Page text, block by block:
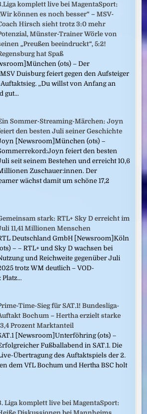
komplett live bei MagentaSport:
können es noch besser“ – MSV-
Hirsch sieht trotz 3:0 mehr
Münster-Trainer Wörle von
„Preußen beeindruckt“, 5:2!
hat Spaß
(ots) – Der
Duisburg feiert gegen den Aufsteiger
„Du willst von Anfang an
gut...
Sommer-Streaming-Märchen: Joyn
den besten Juli seiner Geschichte
[Newsroom]München (ots) –
feiert den besten
seit seinem Bestehen und erreicht 10,6
Zuschauer:innen. Der
wächst damit um schöne 17,2
stark: RTL+ Sky D erreicht im
11,41 Millionen Menschen
Deutschland GmbH [Newsroom]Köln
– – RTL+ und Sky D wachsen bei
und Reichweite gegenüber Juli
trotz WM deutlich – VOD-
Time-Sieg für SAT.1! Bundesliga-
Bochum – Hertha erzielt starke
Prozent Marktanteil
[Newsroom]Unterföhring (ots) –
Fußballabend in SAT.1. Die
Übertragung des Auftaktspiels der 2.
dem VfL Bochum und Hertha BSC holt
Liga komplett live bei MagentaSport: